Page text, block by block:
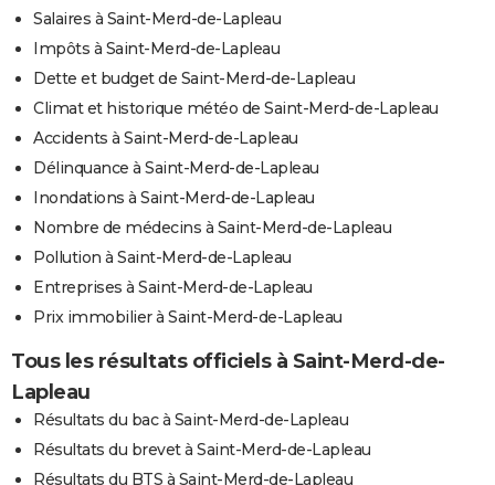
Salaires à Saint-Merd-de-Lapleau
Impôts à Saint-Merd-de-Lapleau
Dette et budget de Saint-Merd-de-Lapleau
Climat et historique météo de Saint-Merd-de-Lapleau
Accidents à Saint-Merd-de-Lapleau
Délinquance à Saint-Merd-de-Lapleau
Inondations à Saint-Merd-de-Lapleau
Nombre de médecins à Saint-Merd-de-Lapleau
Pollution à Saint-Merd-de-Lapleau
Entreprises à Saint-Merd-de-Lapleau
Prix immobilier à Saint-Merd-de-Lapleau
Tous les résultats officiels à Saint-Merd-de-
Lapleau
Résultats du bac à Saint-Merd-de-Lapleau
Résultats du brevet à Saint-Merd-de-Lapleau
Résultats du BTS à Saint-Merd-de-Lapleau